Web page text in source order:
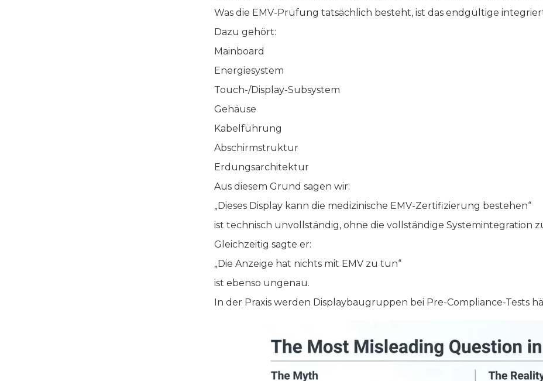
Was die EMV-Prüfung tatsächlich besteht, ist das endgültige
Dazu gehört:
Mainboard
Energiesystem
Touch-/Display-Subsystem
Gehäuse
Kabelführung
Abschirmstruktur
Erdungsarchitektur
Aus diesem Grund sagen wir:
„Dieses Display kann die medizinische EMV-Zertifizierung bestehen“
ist technisch unvollständig, ohne die vollständige Systemintegration
Gleichzeitig sagte er:
„Die Anzeige hat nichts mit EMV zu tun“
ist ebenso ungenau.
In der Praxis werden Displaybaugruppen bei Pre-Compliance-Tests